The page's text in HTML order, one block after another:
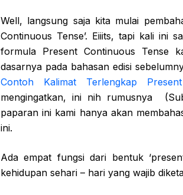
Well, langsung saja kita mulai
Continuous Tense’. Eiiits, tapi kali ini
formula Present Continuous Tense
dasarnya pada bahasan edisi
Contoh Kalimat Terlengkap
mengingatkan, ini nih rumusnya
paparan ini kami hanya akan
ini.
Ada empat fungsi dari bentuk
kehidupan sehari – hari yang wajib